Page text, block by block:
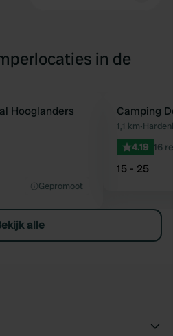
in de
Favoriet
Hooglanders
Gepromoot
Camping
1,1 km•
4.19 16
15 - 25
alle